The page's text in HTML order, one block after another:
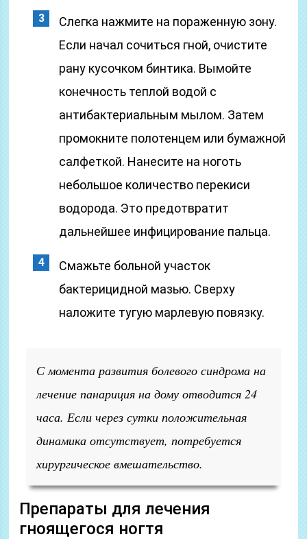
Слегка нажмите на пораженную зону.
Если начал сочиться гной, очистите
рану кусочком бинтика. Вымойте
конечность теплой водой с
антибактериальным мылом. Затем
промокните полотенцем или бумажной
салфеткой. Нанесите на ноготь
небольшое количество перекиси
водорода. Это предотвратит
дальнейшее инфицирование пальца.
Смажьте больной участок
бактерицидной мазью. Сверху
наложите тугую марлевую повязку.
С момента развития болевого синдрома на
лечение панариция на дому отводится 24
часа. Если через сутки положительная
динамика отсутствует, потребуется
хирургическое вмешательство.
Препараты для лечения
гноящегося ногтя